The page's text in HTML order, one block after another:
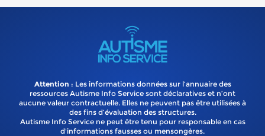
Attention : Les informations données sur l’annuaire des
ressources Autisme Info Service sont déclaratives et n’ont
aucune valeur contractuelle. Elles ne peuvent pas être utilisées à
des fins d’évaluation des structures.
Autisme Info Service ne peut être tenu pour responsable en cas
d'informations fausses ou mensongères.